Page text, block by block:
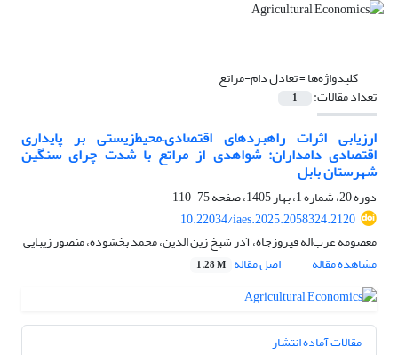
کلیدواژه‌ها =تعادل دام-مراتع
تعداد مقالات: 1
ارزیابی اثرات راهبردهای اقتصادی–‌محیط‌زیستی بر پایداری
اقتصادی دامداران: شواهدی از مراتع با شدت چرای سنگین
شهرستان بابل
دوره 20، شماره 1، بهار 1405، صفحه
75-110
10.22034/iaes.2025.2058324.2120
معصومه عرب‌اله فیروزجاه، آذر شیخ زین الدین، محمد بخشوده، منصور زیبایی
مشاهده مقاله
اصل مقاله 1.28 M
مقالات آماده انتشار